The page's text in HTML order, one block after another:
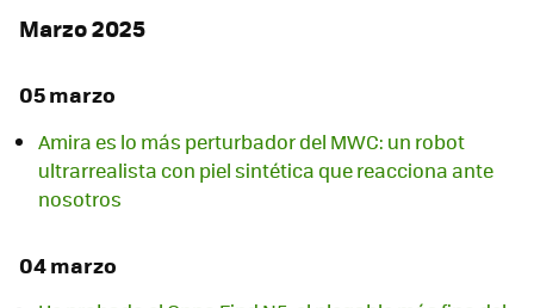
Marzo 2025
05 marzo
Amira es lo más perturbador del MWC: un robot
ultrarrealista con piel sintética que reacciona ante
nosotros
04 marzo